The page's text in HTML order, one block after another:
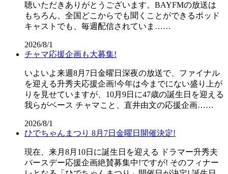
聴いただきありがとうございます。BAYFMの放送は
もちろん、全国どこからでも聞くことができるポッド
キャストでも、毎週配信されていま……
2026/8/1
チャマ応援企画も大募集!
いよいよ来週8月7日金曜日深夜の放送で、ファイナル
を迎える升秀夫応援企画!今年は今までにない盛り上が
りを見せていますが、10月9日に47歳の誕生日を迎える
我らがベース チャマこと、直井由文の応援企画……
2026/8/1
ひでちゃんまつり 8月7日金曜日開催決定!
現在、来月8月10日に誕生日を迎える ドラマー升秀夫
バースデー応援企画絶賛募集中!ですが! そのフィナー